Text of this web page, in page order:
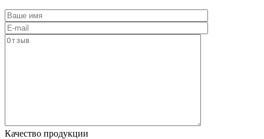
Качество продукции